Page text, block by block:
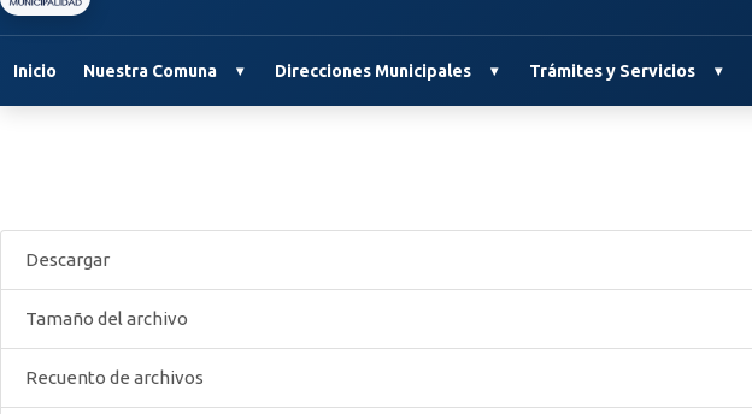
Inicio Nuestra Comuna Direcciones Municipales Trámites y Servicios
Descargar
Tamaño del archivo
Recuento de archivos